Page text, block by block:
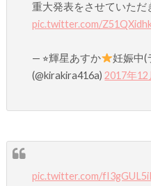
重大発表をさせていただ
pic.twitter.com/
— ⭐︎輝星あすか
妊娠中(
(@kirakira416a)2017年12
pic.twitter.com/